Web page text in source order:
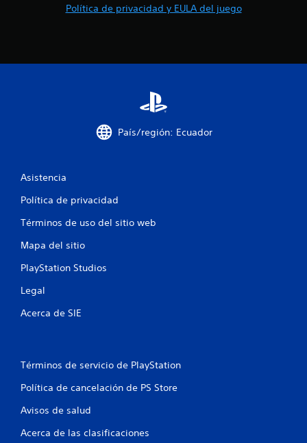
Política de privacidad y EULA del juego
País/región: Ecuador
Asistencia
Política de privacidad
Términos de uso del sitio web
Mapa del sitio
PlayStation Studios
Legal
Acerca de SIE
Términos de servicio de PlayStation
Política de cancelación de PS Store
Avisos de salud
Acerca de las clasificaciones